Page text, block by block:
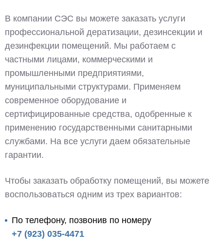
В компании СЭС вы можете заказать услуги
профессиональной дератизации, дезинсекции и
дезинфекции помещений. Мы работаем с
частными лицами, коммерческими и
промышленными предприятиями,
муниципальными структурами. Применяем
современное оборудование и
сертифицированные средства, одобренные к
применению государственными санитарными
службами. На все услуги даем обязательные
гарантии.
Чтобы заказать обработку помещений, вы можете
воспользоваться одним из трех вариантов:
По телефону, позвонив по номеру
+7 (923) 035-4471